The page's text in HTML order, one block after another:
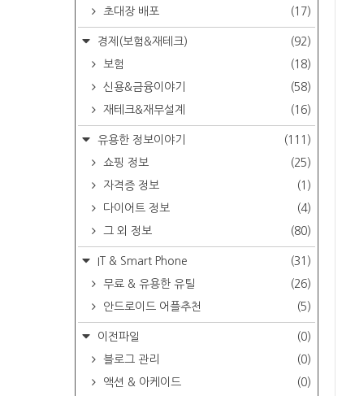
초대장 배포
(17)
경제(보험&재테크)
(92)
보험
(18)
신용&금융이야기
(58)
재테크&재무설계
(16)
유용한 정보이야기
(111)
쇼핑 정보
(25)
자격증 정보
(1)
다이어트 정보
(4)
그 외 정보
(80)
IT & Smart Phone
(31)
무료 & 유용한 유틸
(26)
안드로이드 어플추천
(5)
이전파일
(0)
블로그 관리
(0)
액션 & 아케이드
(0)